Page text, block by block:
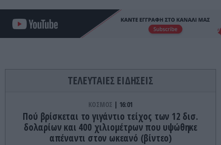
ΤΕΛΕΥΤΑΙΕΣ ΕΙΔΗΣΕΙΣ
ΚΟΣΜΟΣ 16:01
Πού βρίσκεται το γιγάντιο τείχος των 12 δισ.
δολαρίων και 400 χιλιομέτρων που υψώθηκε
απέναντι στον ωκεανό (βίντεο)